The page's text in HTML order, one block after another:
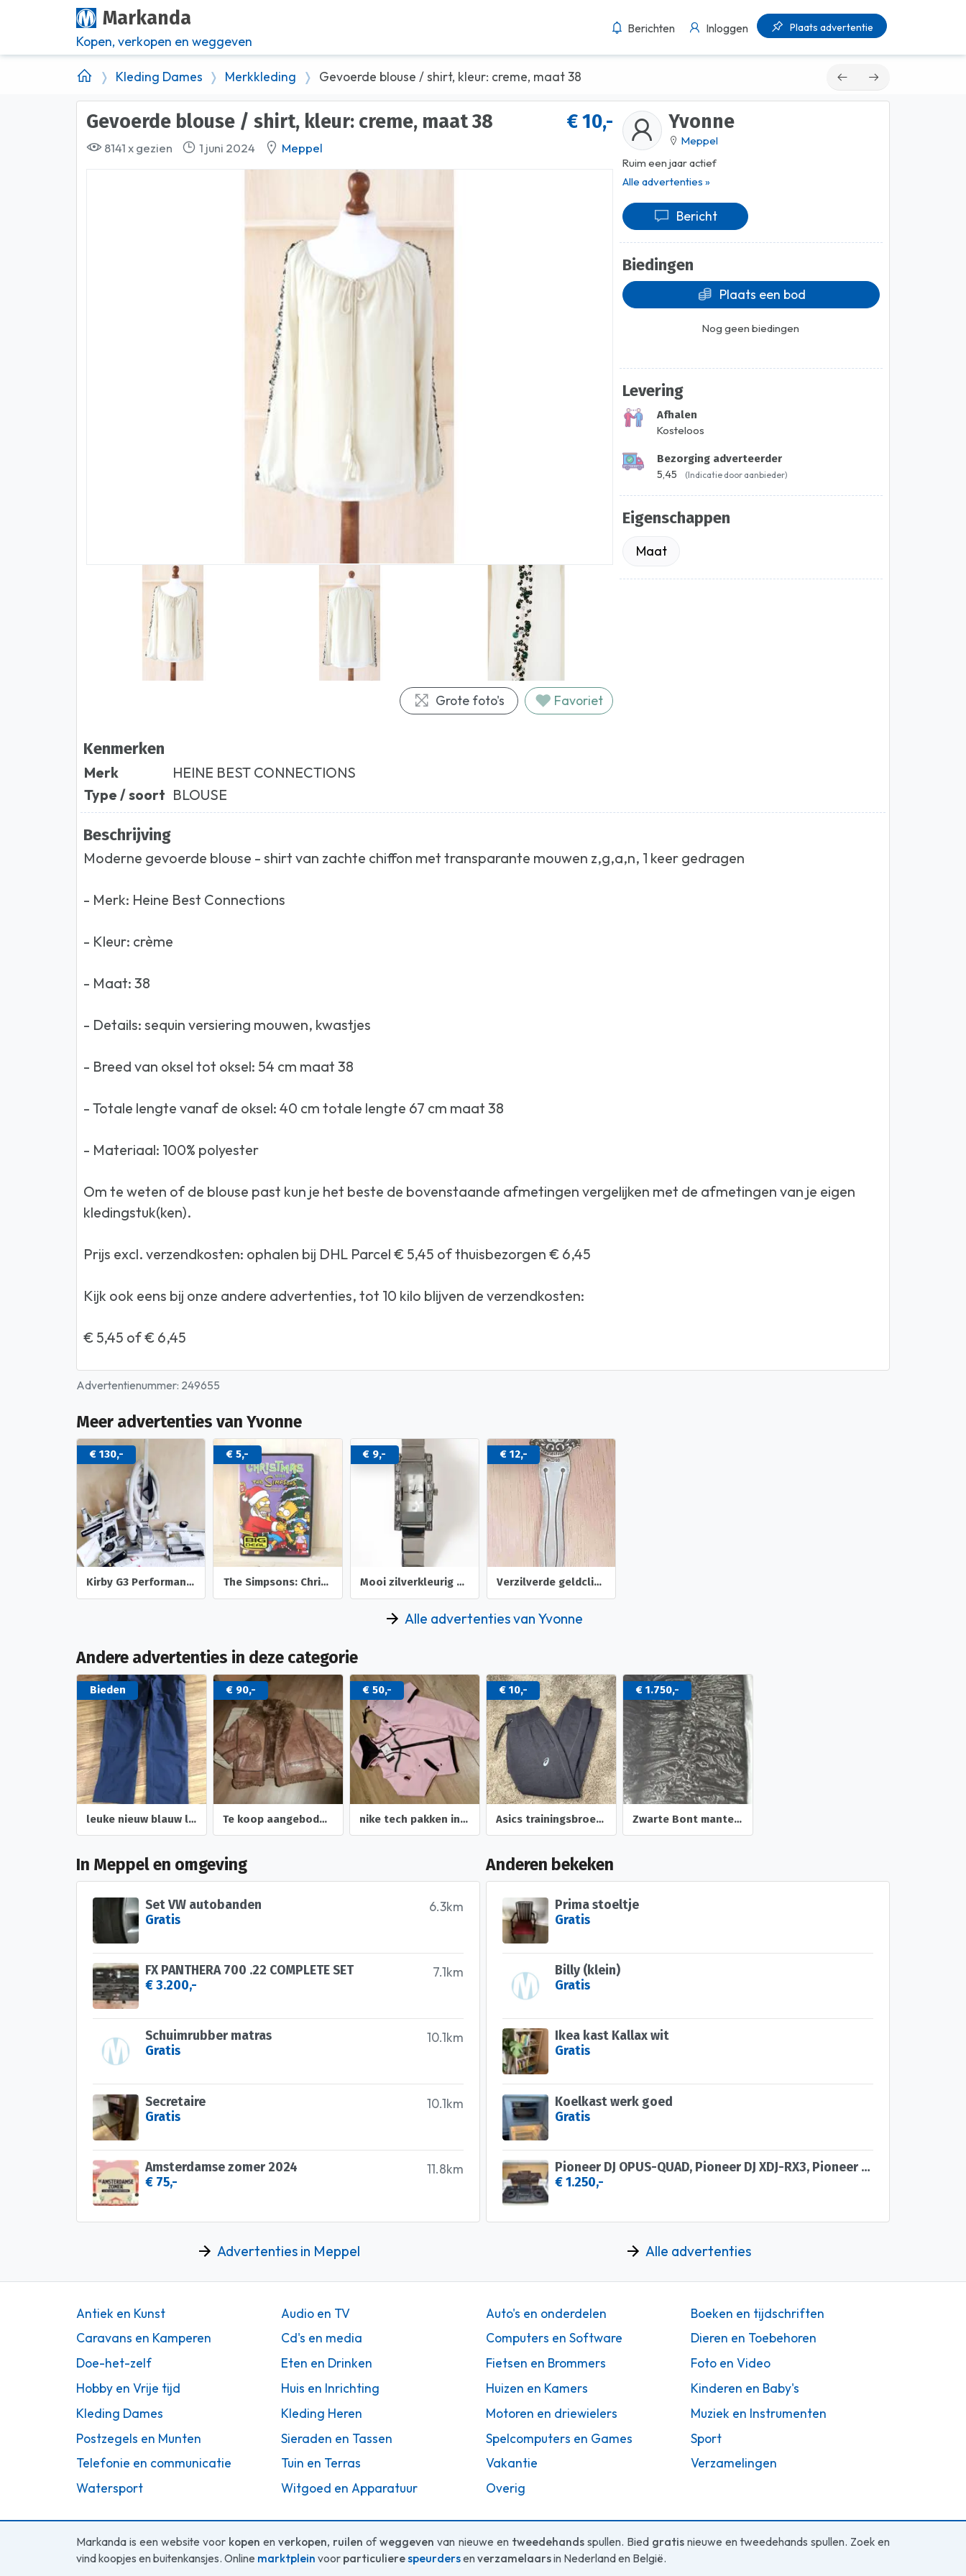
Markanda
Kopen, verkopen en weggeven
Berichten Inloggen Plaats advertentie
Kleding Dames Merkkleding Gevoerde blouse / shirt, kleur: creme, maat 38
€ 10,-
Gevoerde blouse / shirt, kleur: creme, maat 38
8141 x gezien 1 juni 2024 Meppel
Favoriet
Grote foto's
Yvonne
Meppel
Ruim een jaar actief
Alle advertenties »
Bericht
Biedingen
Plaats een bod
Nog geen biedingen
Levering
Afhalen
Kosteloos
Bezorging adverteerder
5,45 (Indicatie door aanbieder)
Eigenschappen
Maat
Kenmerken
Merk
HEINE BEST CONNECTIONS
Type / soort BLOUSE
Beschrijving
Moderne gevoerde blouse - shirt van zachte chiffon met transparante mouwen z,g,a,n, 1 keer gedragen
- Merk: Heine Best Connections
- Kleur: crème
- Maat: 38
- Details: sequin versiering mouwen, kwastjes
- Breed van oksel tot oksel: 54 cm maat 38
- Totale lengte vanaf de oksel: 40 cm totale lengte 67 cm maat 38
- Materiaal: 100% polyester
Om te weten of de blouse past kun je het beste de bovenstaande afmetingen vergelijken met de afmetingen van je eigen
kledingstuk(ken).
Prijs excl. verzendkosten: ophalen bij DHL Parcel € 5,45 of thuisbezorgen € 6,45
Kijk ook eens bij onze andere advertenties, tot 10 kilo blijven de verzendkosten:
€ 5,45 of € 6,45
Advertentienummer: 249655
Meer advertenties van Yvonne
€ 130,-
Kirby G3 Performance volledig werkend snoer heeft een breuk
€ 5,-
The Simpsons: Christmas with the Simpsons, nog als nieuw
€ 9,-
Mooi zilverkleurig horloge van lbvyr (nieuw)
€ 12,-
Verzilverde geldclip, met wapen Medemblik. HH90 H. Hooijkaas
Alle advertenties van Yvonne
Andere advertenties in deze categorie
Bieden
leuke nieuw blauw lange broek maat XL
€ 90,-
Te koop aangeboden leder dames jack.
€ 50,-
nike tech pakken in diverse kleuren
€ 10,-
Asics trainingsbroek grijs dames
€ 1.750,-
Zwarte Bont mantel in Astrakan
In Meppel en omgeving
6.3km
Set VW autobanden
Gratis
7.1km
FX PANTHERA 700 .22 COMPLETE SET
€ 3.200,-
10.1km
Schuimrubber matras
Gratis
10.1km
Secretaire
Gratis
11.8km
Amsterdamse zomer 2024
€ 75,-
Advertenties in Meppel
Anderen bekeken
Prima stoeltje
Gratis
Billy (klein)
Gratis
Ikea kast Kallax wit
Gratis
Koelkast werk goed
Gratis
Pioneer DJ OPUS-QUAD, Pioneer DJ XDJ-RX3, Pioneer XDJ-XZ
€ 1.250,-
Alle advertenties
Antiek en Kunst Audio en TV Auto's en onderdelen
Boeken en tijdschriften
Caravans en Kamperen
Cd's en media Computers en Software
Dieren en Toebehoren
Doe-het-zelf
Eten en Drinken Fietsen en Brommers
Foto en Video
Hobby en Vrije tijd
Huis en Inrichting Huizen en Kamers
Kinderen en Baby's
Kleding Dames
Kleding Heren Motoren en driewielers
Muziek en Instrumenten
Postzegels en Munten
Sieraden en Tassen Spelcomputers en Games
Sport
Telefonie en communicatie
Tuin en Terras Vakantie
Verzamelingen
Watersport
Witgoed en Apparatuur Overig
Markanda is een website voor kopen enverkopen, ruilen ofweggeven van nieuwe en tweedehandsspullen. Bied gratisnieuwe en tweedehands spullen. Zoek en
vind koopjes en buitenkansjes. Online marktplein voor particulierespeurdersen verzamelaarsin Nederland en België.